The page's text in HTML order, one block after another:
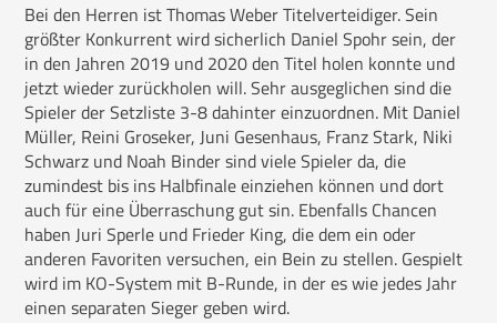
Bei den Herren ist Thomas Weber Titelverteidiger. Sein
größter Konkurrent wird sicherlich Daniel Spohr sein, der
in den Jahren 2019 und 2020 den Titel holen konnte und
jetzt wieder zurückholen will. Sehr ausgeglichen sind die
Spieler der Setzliste 3-8 dahinter einzuordnen. Mit Daniel
Müller, Reini Groseker, Juni Gesenhaus, Franz Stark, Niki
Schwarz und Noah Binder sind viele Spieler da, die
zumindest bis ins Halbfinale einziehen können und dort
auch für eine Überraschung gut sin. Ebenfalls Chancen
haben Juri Sperle und Frieder King, die dem ein oder
anderen Favoriten versuchen, ein Bein zu stellen. Gespielt
wird im KO-System mit B-Runde, in der es wie jedes Jahr
einen separaten Sieger geben wird.